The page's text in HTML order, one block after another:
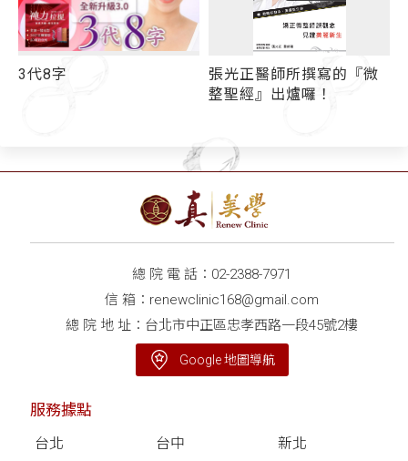
3代8字
張光正醫師所撰寫的『微
整聖經』出爐囉！
總 院 電 話： 02-2388-7971
信 箱： renewclinic168@gmail.com
總 院 地 址：台北市中正區忠孝西路一段45號2樓
Google 地圖導航
服務據點
台北 台中 新北